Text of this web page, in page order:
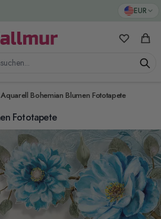
EUR
Meine
Aquarell Bohemian Blumen Fototapete
Fototapete